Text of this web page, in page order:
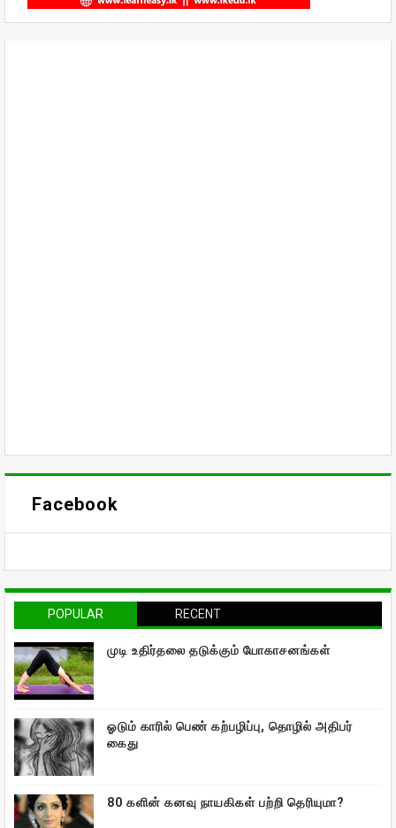
Facebook
POPULAR RECENT
முடி உதிர்தலை தடுக்கும் யோகாசனங்கள்
ஓடும் காரில் பெண் கற்பழிப்பு, தொழில் அதிபர்
கைது
80 களின் கனவு நாயகிகள் பற்றி தெரியுமா?